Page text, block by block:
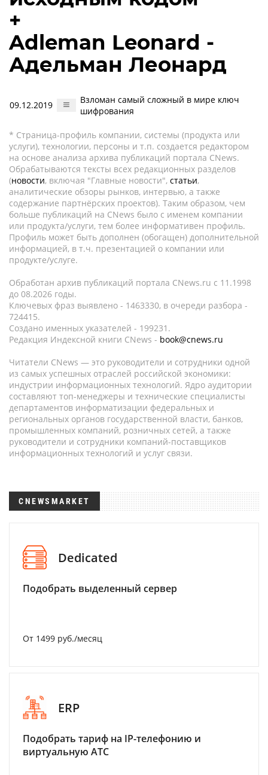
+
Adleman Leonard -
Адельман Леонард
09.12.2019
Взломан самый сложный в мире ключ
шифрования
* Страница-профиль компании, системы (продукта или
услуги), технологии, персоны и т.п. создается редактором
на основе анализа архива публикаций портала CNews.
Обрабатываются тексты всех редакционных разделов
(новости, включая "Главные новости", статьи,
аналитические обзоры рынков, интервью, а также
содержание партнёрских проектов). Таким образом, чем
больше публикаций на CNews было с именем компании
или продукта/услуги, тем более информативен профиль.
Профиль может быть дополнен (обогащен) дополнительной
информацией, в т.ч. презентацией о компании или
продукте/услуге.
Обработан архив публикаций портала CNews.ru c 11.1998
до 08.2026 годы.
Ключевых фраз выявлено - 1463330, в очереди разбора -
724415.
Создано именных указателей - 199231.
Редакция Индексной книги CNews - book@cnews.ru
Читатели CNews — это руководители и сотрудники одной
из самых успешных отраслей российской экономики:
индустрии информационных технологий. Ядро аудитории
составляют топ-менеджеры и технические специалисты
департаментов информатизации федеральных и
региональных органов государственной власти, банков,
промышленных компаний, розничных сетей, а также
руководители и сотрудники компаний-поставщиков
информационных технологий и услуг связи.
CNEWSMARKET
Dedicated
Подобрать выделенный сервер
От 1499 руб./месяц
ERP
Подобрать тариф на IP-телефонию и
виртуальную АТС